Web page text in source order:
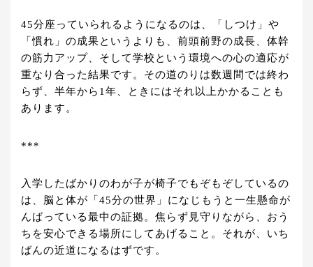
45分座っていられるようになるのは、「しつけ」や
「慣れ」の成果というよりも、前頭前野の成長、体幹
の筋力アップ、そして学校という環境への心の適応が
重なり合った結果です。その道のりは数週間では終わ
らず、半年から1年、ときにはそれ以上かかることも
あります。
***
入学したばかりのわが子が椅子でもぞもぞしているの
は、脳と体が「45分の世界」になじもうと一生懸命が
んばっている最中の証拠。焦らず見守りながら、おう
ちを安心できる場所にしてあげること。それが、いち
ばんの近道になるはずです。